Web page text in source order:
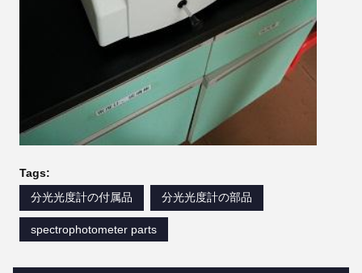
Tags:
分光光度計の付属品
分光光度計の部品
spectrophotometer parts